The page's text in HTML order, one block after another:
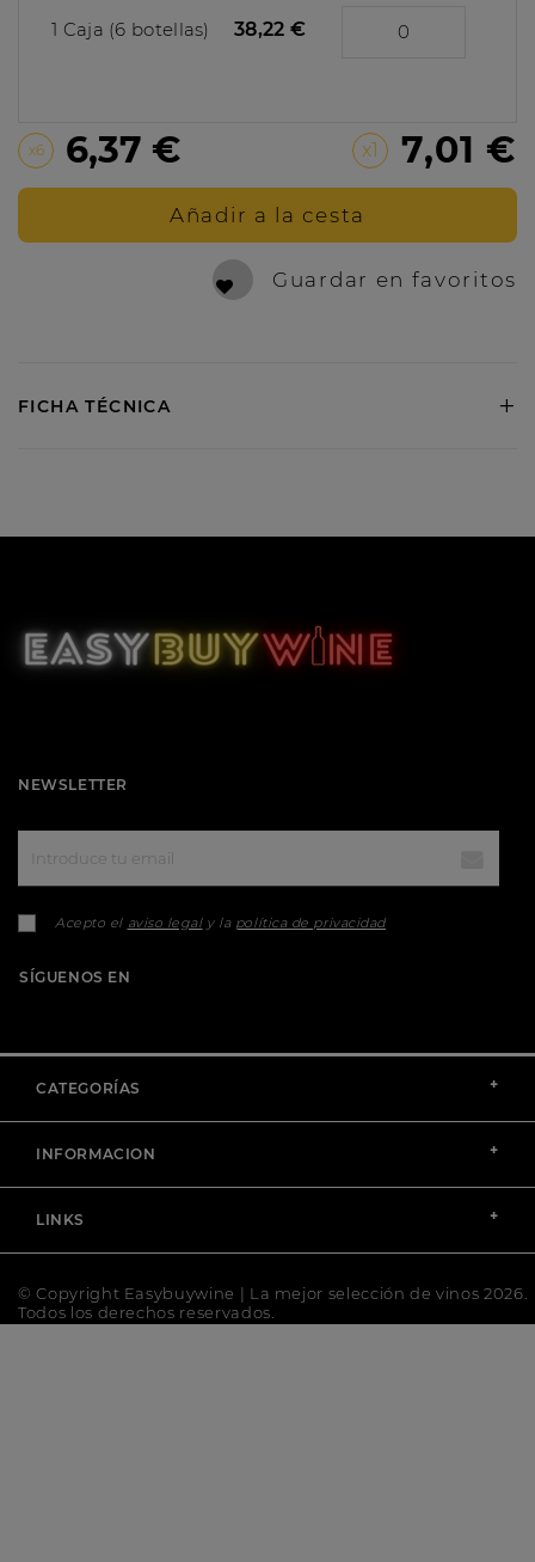
1 Caja (6 botellas) 38,22 €
x6 6,37 € x1 7,01 €
Añadir a la cesta
Guardar en favoritos
FICHA TÉCNICA +
CATEGORÍAS +
INFORMACION +
LINKS +
NEWSLETTER
Acepto el aviso legaly la política de privacidad
SÍGUENOS EN
© Copyright Easybuywine | La mejor selección de vinos 2026.
Todos los derechos reservados.